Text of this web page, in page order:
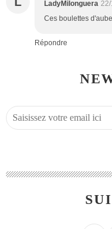
LadyMilonguera
Ces boulettes
Répondre